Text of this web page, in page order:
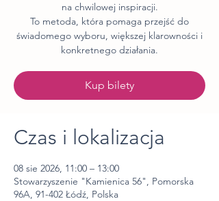
na chwilowej inspiracji.
To metoda, która pomaga przejść do
świadomego wyboru, większej klarowności i
konkretnego działania.
Kup bilety
Czas i lokalizacja
08 sie 2026, 11:00 – 13:00
Stowarzyszenie "Kamienica 56", Pomorska
96A, 91-402 Łódź, Polska